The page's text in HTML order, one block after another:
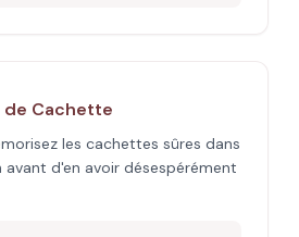
Cachette
les cachettes sûres dans
d'en avoir désespérément